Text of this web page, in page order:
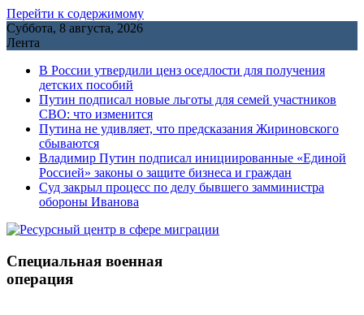
Перейти к содержимому
Суббота, 8 августа, 2026
Лента
В России утвердили ценз оседлости для получения
детских пособий
Путин подписал новые льготы для семей участников
СВО: что изменится
Путина не удивляет, что предсказания Жириновского
сбываются
Владимир Путин подписал инициированные «Единой
Россией» законы о защите бизнеса и граждан
Cуд закрыл процесс по делу бывшего замминистра
обороны Иванова
Специальная военная
операция